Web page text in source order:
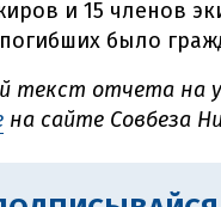
и 15 членов
было
текст отчета на
на сайте Совбеза